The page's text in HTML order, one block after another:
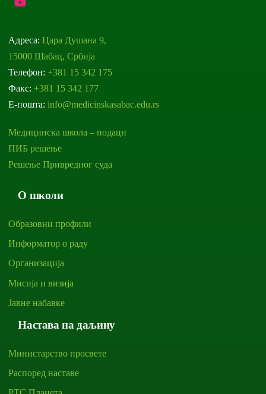
Адреса:Цара Душана 9,
15000 Шабац, Србија
Телефон: +381 15 342 175
Факс: +381 15 342 177
Е-пошта:info@medicinskasabac.edu.rs
Медицинска школа – подаци
ПИБ решење
Решење Привредног суда
О школи
Образовни профили
Информатор о раду
Организација
Мисија и визија
Јавне набавке
Настава на даљину
Министарство просвете
Распоред наставе